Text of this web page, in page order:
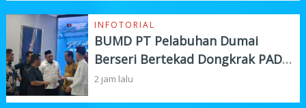
INFOTORIAL
BUMD PT Pelabuhan Dumai
Berseri Bertekad Dongkrak PAD
dan Investasi
2 jam lalu